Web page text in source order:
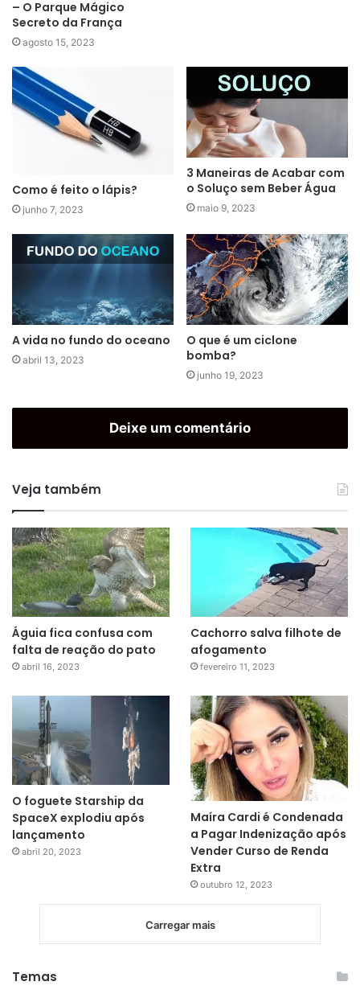
– O Parque Mágico
Secreto da França
agosto 15, 2023
Como é feito o lápis?
junho 7, 2023
3 Maneiras de Acabar com
o Soluço sem Beber Água
maio 9, 2023
A vida no fundo do oceano
abril 13, 2023
O que é um ciclone
bomba?
junho 19, 2023
Deixe um comentário
Veja também
Águia fica confusa com
falta de reação do pato
abril 16, 2023
Cachorro salva filhote de
afogamento
fevereiro 11, 2023
O foguete Starship da
SpaceX explodiu após
lançamento
abril 20, 2023
Maíra Cardi é Condenada
a Pagar Indenização após
Vender Curso de Renda
Extra
outubro 12, 2023
Carregar mais
Temas